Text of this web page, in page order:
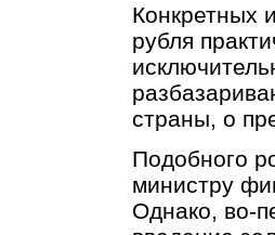
Конкретных
рубля
страны, о
Подобного
министру
Однако, во-